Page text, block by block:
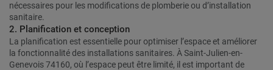
nécessaires pour les modifications de plomberie ou d’installation
sanitaire.
2. Planification et conception
La planification est essentielle pour optimiser l’espace et améliorer
la fonctionnalité des installations sanitaires. À Saint-Julien-en-
Genevois 74160, où l’espace peut être limité, il est important de